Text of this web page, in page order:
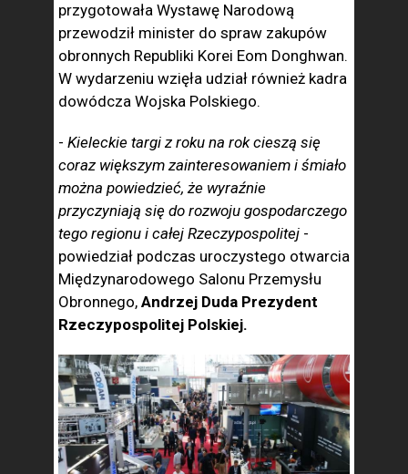
przygotowała Wystawę Narodową
przewodził minister do spraw zakupów
obronnych Republiki Korei Eom Donghwan.
W wydarzeniu wzięła udział również kadra
dowódcza Wojska Polskiego.
- Kieleckie targi z roku na rok cieszą się
coraz większym zainteresowaniem i śmiało
można powiedzieć, że wyraźnie
przyczyniają się do rozwoju gospodarczego
tego regionu i całej Rzeczypospolitej -
powiedział podczas uroczystego otwarcia
Międzynarodowego Salonu Przemysłu
Obronnego, Andrzej Duda Prezydent
Rzeczypospolitej Polskiej.